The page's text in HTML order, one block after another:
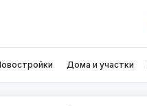
Дома и участки